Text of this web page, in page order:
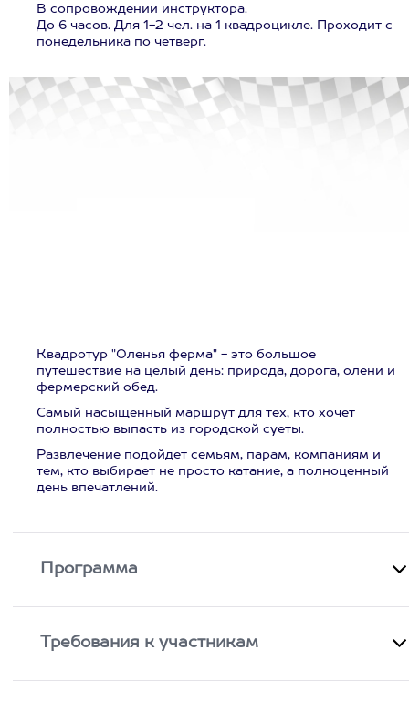
В сопровождении инструктора.
До 6 часов. Для 1-2 чел. на 1 квадроцикле. Проходит с
понедельника по четверг.
Квадротур "Оленья ферма" - это большое
путешествие на целый день: природа, дорога, олени и
фермерский обед.
Самый насыщенный маршрут для тех, кто хочет
полностью выпасть из городской суеты.
Развлечение подойдет семьям, парам, компаниям и
тем, кто выбирает не просто катание, а полноценный
день впечатлений.
Программа
Требования к участникам